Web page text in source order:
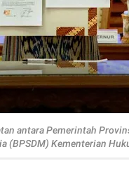
antara Pemerintah
(BPSDM) Kementerian